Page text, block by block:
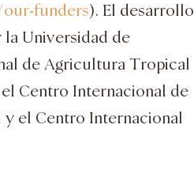
funders). El desarrollo
la Universidad de
de Agricultura Tropical
Centro Internacional de
y el Centro Internacional